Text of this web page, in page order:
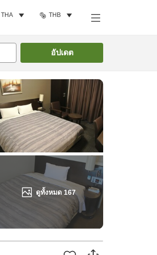
THA THB
อัปเดต
ดูทั้งหมด 167
ค้นหาห้องพัก